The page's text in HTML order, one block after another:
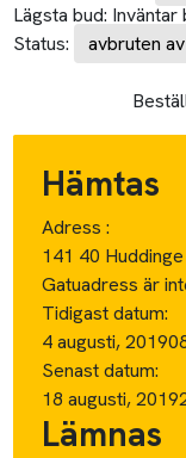
Lägsta bud: Inväntar
Status:
avbruten
Hämtas
Adress :
141 40
Gatuadress är
Tidigast datum:
4 augusti, 2019
Senast datum:
18 augusti, 2019
Lämnas